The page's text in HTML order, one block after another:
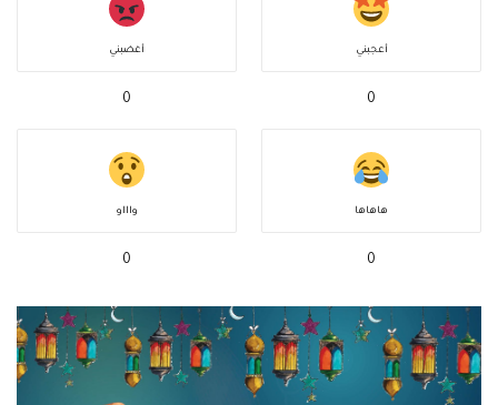
أعجبني
0
أغضبني
0
هاهاها
0
واااو
0